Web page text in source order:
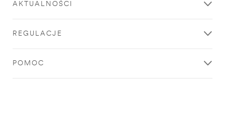
AKTUALNOŚCI
REGULACJE
POMOC